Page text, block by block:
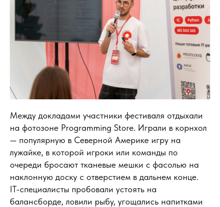
Между докладами участники фестиваля отдыхали
на фотозоне Programming Store. Играли в корнхол
— популярную в Северной Америке игру на
лужайке, в которой игроки или команды по
очереди бросают тканевые мешки с фасолью на
наклонную доску с отверстием в дальнем конце.
IT-cпециалисты пробовали устоять на
балансборде, ловили рыбу, угощались напитками